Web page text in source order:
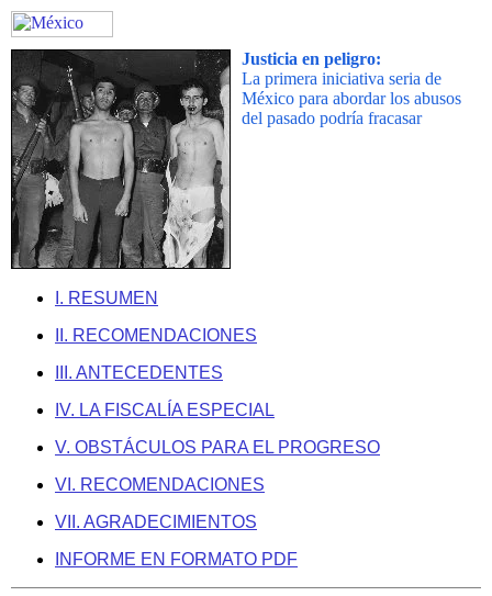
Justicia en peligro:
La primera iniciativa seria de
México para abordar los abusos
del pasado podría fracasar
I. RESUMEN
II. RECOMENDACIONES
III. ANTECEDENTES
IV. LA FISCALÍA ESPECIAL
V. OBSTÁCULOS PARA EL PROGRESO
VI. RECOMENDACIONES
VII. AGRADECIMIENTOS
INFORME EN FORMATO PDF